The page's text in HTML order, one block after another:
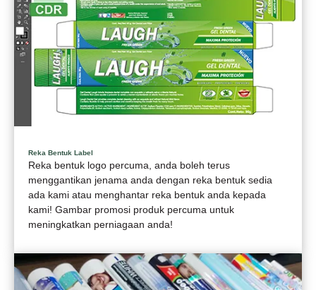
Reka Bentuk Label
Reka bentuk logo percuma, anda boleh terus
menggantikan jenama anda dengan reka bentuk sedia
ada kami atau menghantar reka bentuk anda kepada
kami! Gambar promosi produk percuma untuk
meningkatkan perniagaan anda!